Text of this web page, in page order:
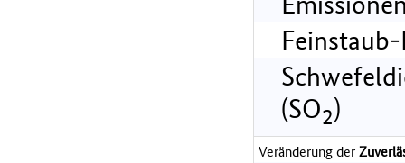
(SO2)
Veränderung der